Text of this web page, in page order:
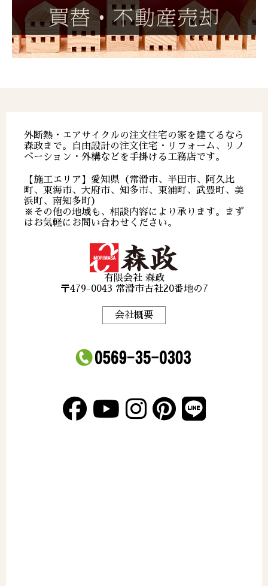
外断熱・エアサイクルの注文住宅の家を建てるなら
森政まで。自由設計の注文住宅・リフォーム、リノ
ベーション・外構などを手掛ける工務店です。
【施工エリア】愛知県（常滑市、半田市、阿久比
町、東海市、大府市、知多市、東浦町、武豊町、美
浜町、南知多町）
※その他の地域も、相談内容により承ります。まず
はお気軽にお問い合わせください。
有限会社 森政
〒479-0043 常滑市古社20番地の7
会社概要